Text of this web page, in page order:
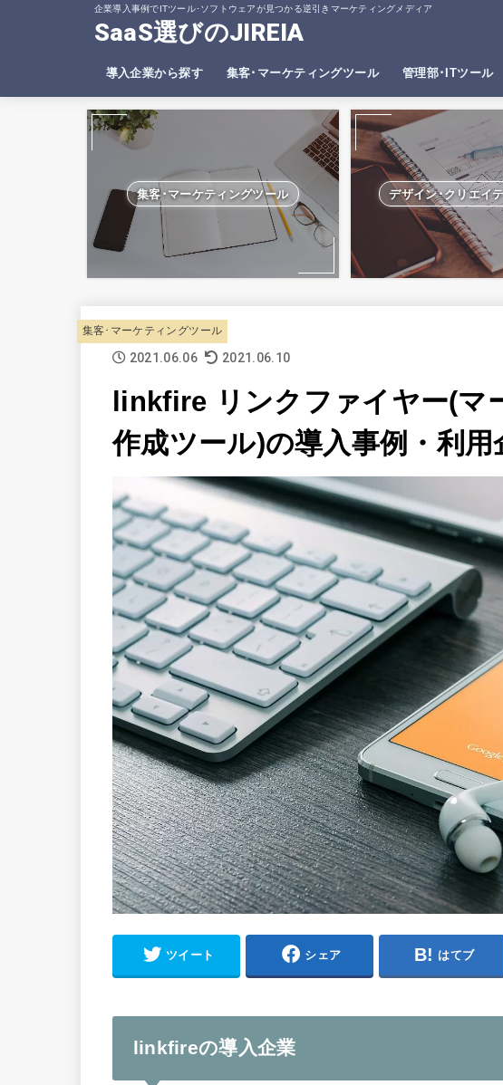
企業導入事例でITツール･ソフトウェアが見つかる逆引きマーケティングメディア
SaaS選びのJIREIA
導入企業から探す 集客･マーケティングツール
SEO分析ツール
ヒートマップツール
管理部･ITツール
集客･マーケティングツール デザイン･クリエイ
集客･マーケティングツール
2021.06.06 2021.06.10
linkfire リンクファイヤー(マ
作成ツール)の導入事例・利用
ツイート シェア はてブ
linkfireの導入企業